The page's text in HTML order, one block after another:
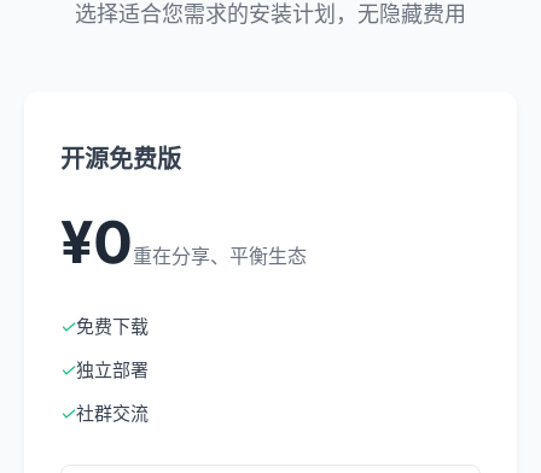
选择适合您需求的安装计划，无隐藏费用
开源免费版
¥0重在分享、平衡生态
✓免费下载
✓独立部署
✓社群交流